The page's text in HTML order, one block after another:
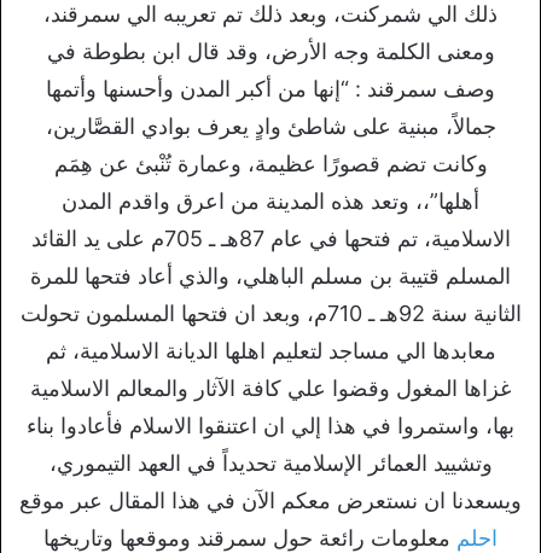
ذلك الي شمركنت، وبعد ذلك تم تعريبه الي سمرقند،
ومعنى الكلمة وجه الأرض، وقد قال ابن بطوطة في
وصف سمرقند : “إنها من أكبر المدن وأحسنها وأتمها
جمالاً، مبنية على شاطئ وادٍ يعرف بوادي القصَّارين،
وكانت تضم قصورًا عظيمة، وعمارة تُنْبئ عن هِمَم
أهلها”،، وتعد هذه المدينة من اعرق واقدم المدن
الاسلامية، تم فتحها في عام 87هـ ـ 705م على يد القائد
المسلم قتيبة بن مسلم الباهلي، والذي أعاد فتحها للمرة
الثانية سنة 92هـ ـ 710م، وبعد ان فتحها المسلمون تحولت
معابدها الي مساجد لتعليم اهلها الديانة الاسلامية، ثم
غزاها المغول وقضوا علي كافة الآثار والمعالم الاسلامية
بها، واستمروا في هذا إلي ان اعتنقوا الاسلام فأعادوا بناء
وتشييد العمائر الإسلامية تحديداً في العهد التيموري،
ويسعدنا ان نستعرض معكم الآن في هذا المقال عبر موقع
احلم معلومات رائعة حول سمرقند وموقعها وتاريخها